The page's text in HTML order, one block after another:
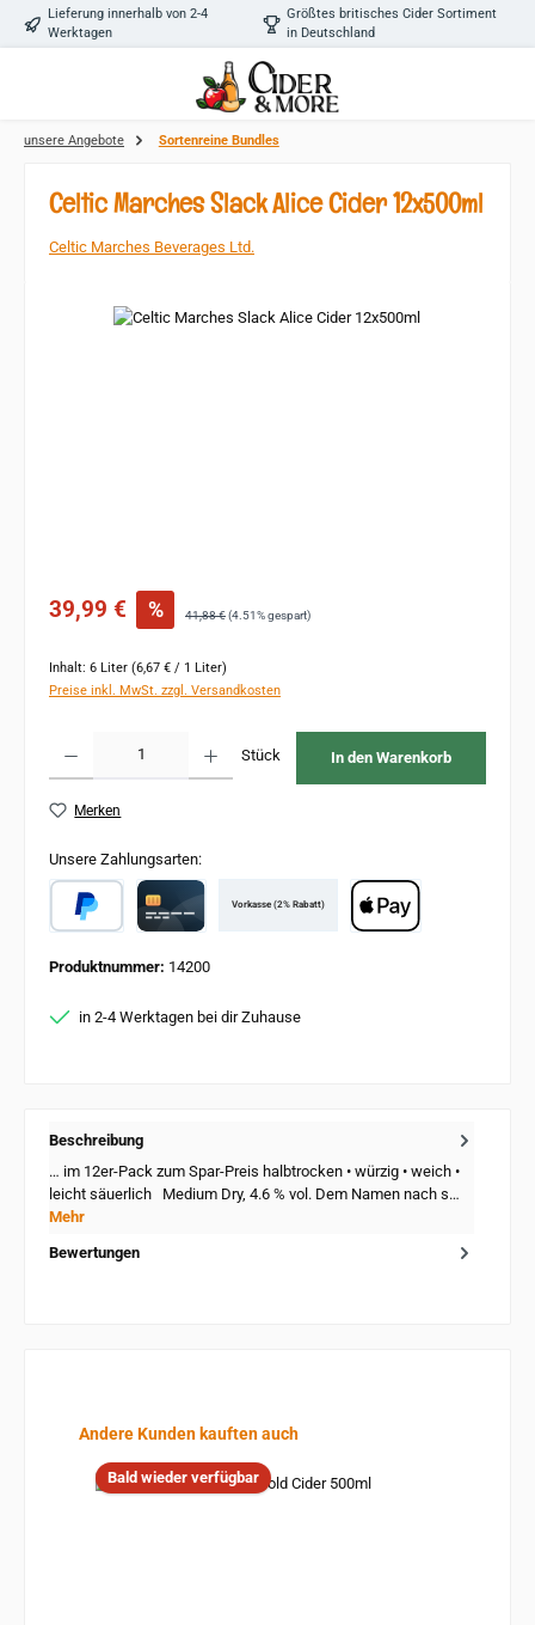
Zum Hauptinhalt springen
Lieferung innerhalb von 2-4
Werktagen
Größtes britisches Cider Sortiment
in Deutschland
unsere Angebote Sortenreine Bundles
Celtic Marches Slack Alice Cider 12x500ml
Celtic Marches Beverages Ltd.
Bildergalerie überspringen
Verkaufspreis:
39,99 € % Regulärer Preis:
41,88 €(4.51% gespart)
Inhalt: 6 Liter (6,67 € / 1 Liter)
Preise inkl. MwSt. zzgl. Versandkosten
Stück In den Warenkorb
Merken
Unsere Zahlungsarten:
Vorkasse (2% Rabatt)
Produktnummer: 14200
in 2-4 Werktagen bei dir Zuhause
Beschreibung
… im 12er-Pack zum Spar-Preis halbtrocken • würzig • weich •
leicht säuerlich Medium Dry, 4.6 % vol. Dem Namen nach s…
Mehr
Bewertungen
Produktgalerie überspringen
Andere Kunden kauften auch
Bald wieder verfügbar